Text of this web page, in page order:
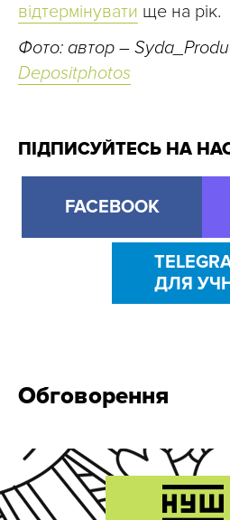
відтермінувати ще на рік.
Фото: автор –
Depositphotos
ПІДПИСУЙТЕСЬ НА
FACEBOOK
ДЛЯ
Обговорення